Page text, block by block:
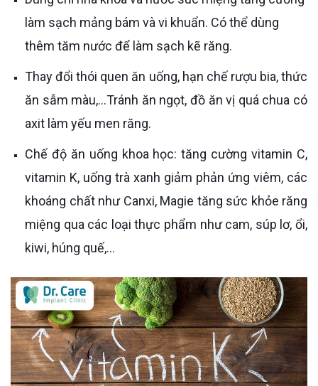
làm sạch mảng bám và vi khuẩn. Có thể dùng
thêm tăm nước để làm sạch kẽ răng.
Thay đổi thói quen ăn uống, hạn chế rượu bia, thức
ăn sẫm màu,...Tránh ăn ngọt, đồ ăn vị quá chua có
axit làm yếu men răng.
Chế độ ăn uống khoa học: tăng cường vitamin C,
vitamin K, uống trà xanh giảm phản ứng viêm, các
khoáng chất như Canxi, Magie tăng sức khỏe răng
miệng qua các loại thực phẩm như cam, súp lơ, ổi,
kiwi, húng quế,...